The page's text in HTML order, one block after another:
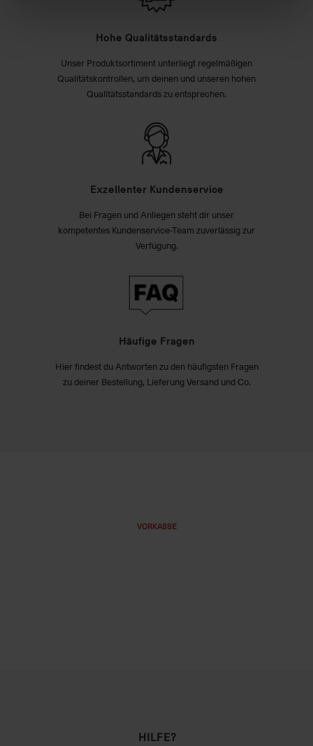
Hohe Qualitätsstandards
Unser Produktsortiment unterliegt regelmäßigen
Qualitätskontrollen, um deinen und unseren hohen
Qualitätsstandards zu entsprechen.
Exzellenter Kundenservice
Bei Fragen und Anliegen steht dir unser
kompetentes Kundenservice-Team zuverlässig zur
Verfügung.
Häufige Fragen
Hier findest du Antworten zu den häufigsten Fragen
zu deiner Bestellung, Lieferung Versand und Co.
VORKASSE
HILFE?